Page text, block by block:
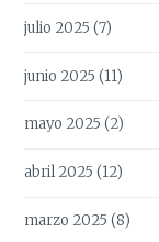
julio 2025 (7)
junio 2025 (11)
mayo 2025 (2)
abril 2025 (12)
marzo 2025 (8)